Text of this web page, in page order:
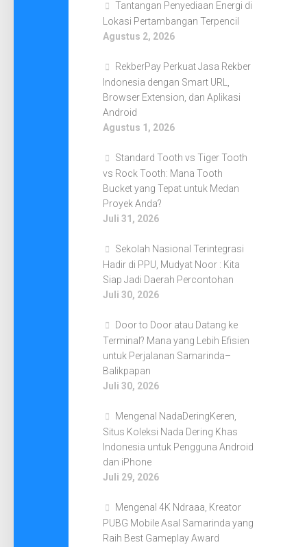
Tantangan Penyediaan Energi di
Lokasi Pertambangan Terpencil
Agustus 2, 2026
RekberPay Perkuat Jasa Rekber
Indonesia dengan Smart URL,
Browser Extension, dan Aplikasi
Android
Agustus 1, 2026
Standard Tooth vs Tiger Tooth
vs Rock Tooth: Mana Tooth
Bucket yang Tepat untuk Medan
Proyek Anda?
Juli 31, 2026
Sekolah Nasional Terintegrasi
Hadir di PPU, Mudyat Noor : Kita
Siap Jadi Daerah Percontohan
Juli 30, 2026
Door to Door atau Datang ke
Terminal? Mana yang Lebih Efisien
untuk Perjalanan Samarinda–
Balikpapan
Juli 30, 2026
Mengenal NadaDeringKeren,
Situs Koleksi Nada Dering Khas
Indonesia untuk Pengguna Android
dan iPhone
Juli 29, 2026
Mengenal 4K Ndraaa, Kreator
PUBG Mobile Asal Samarinda yang
Raih Best Gameplay Award